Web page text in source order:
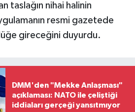
taslağın nihai halinin
resmi gazetede
gireceğini duyurdu.
DMM'den "Mekke Anlaşması"
açıklaması: NATO ile çeliştiği
iddiaları gerçeği yansıtmıyor